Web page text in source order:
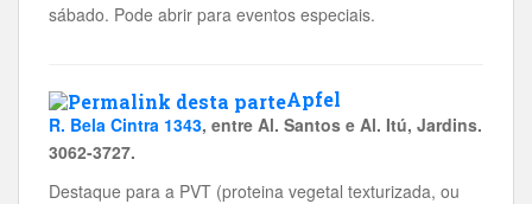
sábado. Pode abrir para eventos especiais.
Apfel
R. Bela Cintra 1343, entre Al. Santos e Al. Itú, Jardins.
3062-3727.
Destaque para a PVT (proteina vegetal texturizada, ou